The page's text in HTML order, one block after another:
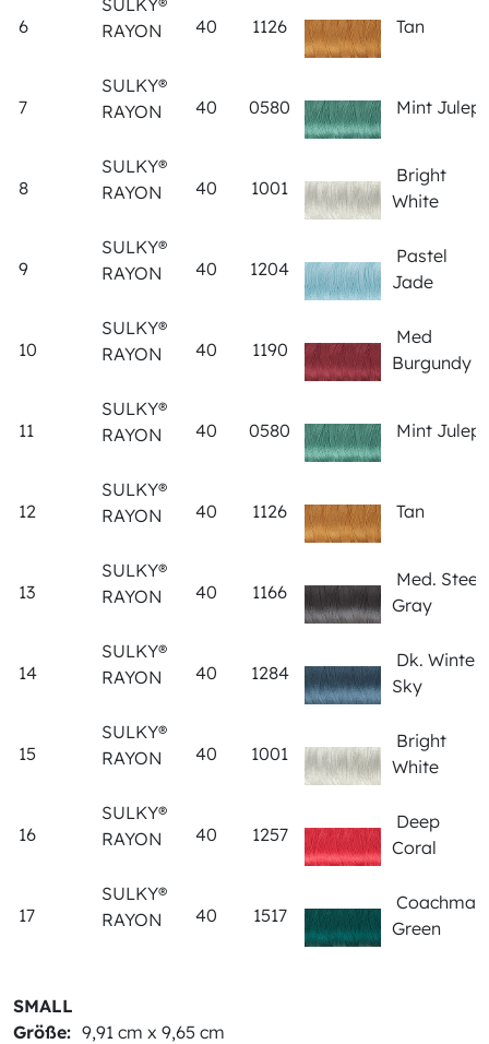
6
SULKY®
RAYON
40 1126 Tan
7
SULKY®
RAYON
40 0580 Mint Julep
8
SULKY®
RAYON
40 1001
Bright
White
9
SULKY®
RAYON
40 1204
Pastel
Jade
10
SULKY®
RAYON
40 1190
Med
Burgundy
11
SULKY®
RAYON
40 0580 Mint Julep
12
SULKY®
RAYON
40 1126 Tan
13
SULKY®
RAYON
40 1166
Med. Steel
Gray
14
SULKY®
RAYON
40 1284
Dk. Winter
Sky
15
SULKY®
RAYON
40 1001
Bright
White
16
SULKY®
RAYON
40 1257
Deep
Coral
17
SULKY®
RAYON
40 1517
Coachman
Green
SMALL
Größe: 9,91 cm x 9,65 cm